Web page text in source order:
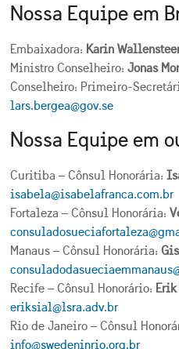
Nossa Equipe em
Embaixadora: Karin
Ministro Conselheiro:Jonas
Conselheiro: Primeiro-
lars.bergea@gov.se
Nossa Equipe em
Curitiba – Cônsul Honorária:
isabela@isabelafranca.com.br
Fortaleza – Cônsul Honorária:
Manaus – Cônsul Honorária:
Recife – Cônsul Honorário:
eriksial@lsra.adv.br
Rio de Janeiro – Cônsul
info@swedeninrio.org.br